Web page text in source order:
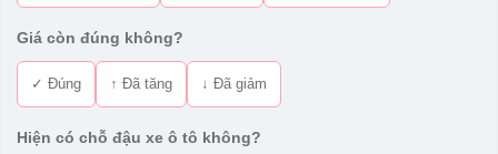
Giá còn đúng không?
✓ Đúng ↑ Đã tăng ↓ Đã giảm
Hiện có chỗ đậu xe ô tô không?